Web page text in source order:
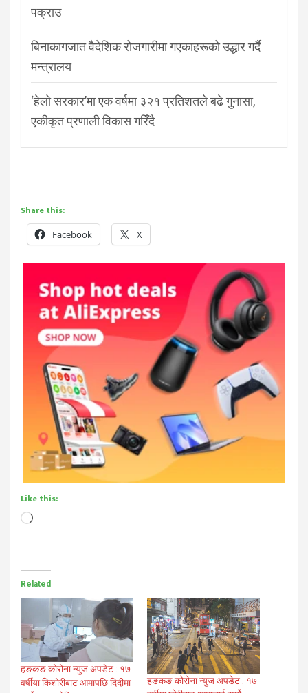
पक्राउ
बिनाकागजात वैदेशिक रोजगारीमा गएकाहरूको उद्धार गर्दै
मन्त्रालय
‘हेलो सरकार’मा एक वर्षमा ३२१ प्रतिशतले बढे गुनासा,
एकीकृत प्रणाली विकास गरिँदै
Share this:
Facebook X
Like this:
Loading…
Related
हङकङ कोरोना न्युज अपडेट : १७
वर्षीया किशोरीबाट आमापछि दिदीमा
हङकङ कोरोना न्युज अपडेट : १७